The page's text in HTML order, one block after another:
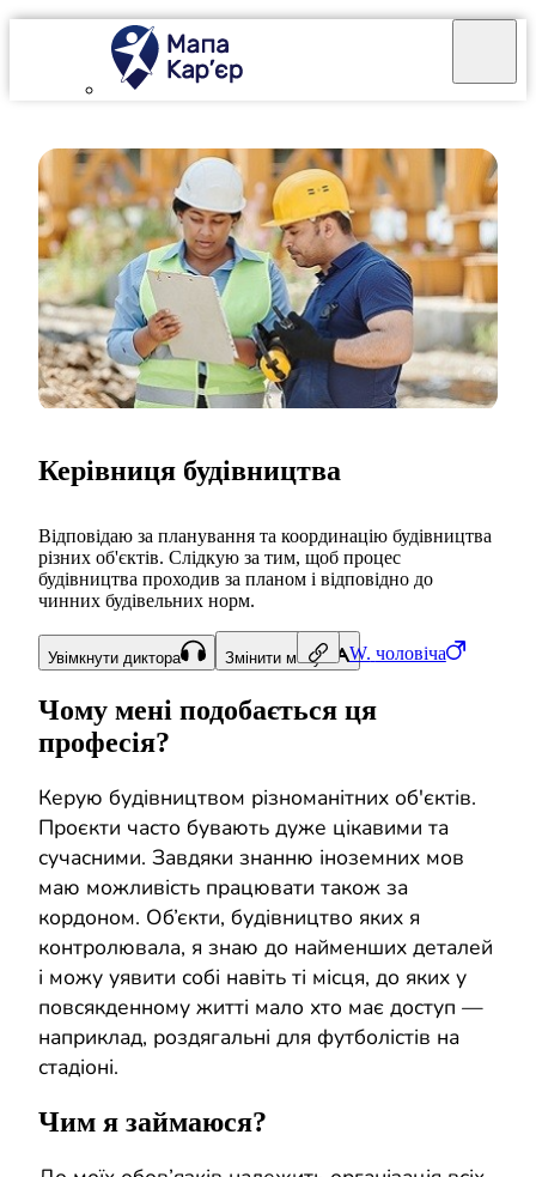
W. чоловіча
Керівниця будівництва
Відповідаю за планування та координацію будівництва
різних об'єктів. Слідкую за тим, щоб процес
будівництва проходив за планом і відповідно до
чинних будівельних норм.
Увімкнути диктора Змінити мову
Чому мені подобається ця
професія?
Керую будівництвом різноманітних об'єктів.
Проєкти часто бувають дуже цікавими та
сучасними. Завдяки знанню іноземних мов
маю можливість працювати також за
кордоном. Об’єкти, будівництво яких я
контролювала, я знаю до найменших деталей
і можу уявити собі навіть ті місця, до яких у
повсякденному житті мало хто має доступ —
наприклад, роздягальні для футболістів на
стадіоні.
Чим я займаюся?